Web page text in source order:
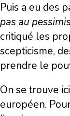
Puis a eu des
pas au
critiqué les
scepticisme,
prendre le
On se trouve
européen.